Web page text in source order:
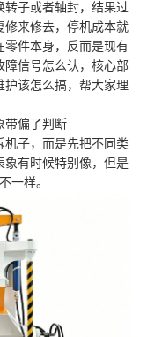
子或者轴封，结果过
修来修去，停机成本就
零件本身，反而是现有
障信号怎么认，核心部
该怎么搞，帮大家理
带偏了判断
子，而是先把不同类
象有时候特别像，但是
一样。